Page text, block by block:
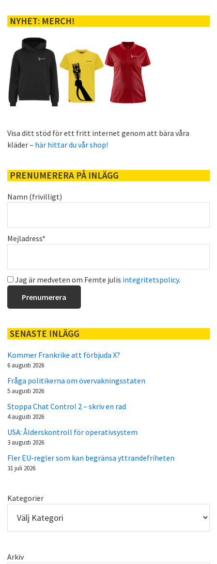
NYHET: MERCH!
Visa ditt stöd för ett fritt internet genom att bära våra
kläder – här hittar du vår shop!
PRENUMERERA PÅ INLÄGG
Namn (frivilligt)
Mejladress*
Jag är medveten om Femte julis integritetspolicy.
SENASTE INLÄGG
Kommer Frankrike att förbjuda X?
6 augusti 2026
Fråga politikerna om övervakningsstaten
5 augusti 2026
Stoppa Chat Control 2 – skriv en rad
4 augusti 2026
USA: Ålderskontroll för operativsystem
3 augusti 2026
Fler EU-regler som kan begränsa yttrandefriheten
31 juli 2026
Kategorier
Arkiv